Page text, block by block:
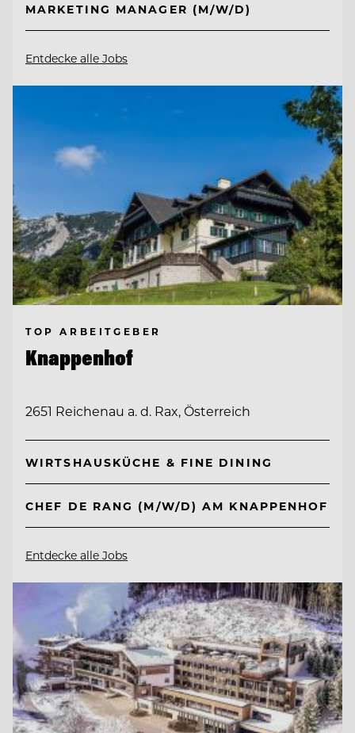
MARKETING MANAGER (M/W/D)
Entdecke alle Jobs
TOP ARBEITGEBER
Knappenhof
2651 Reichenau a. d. Rax, Österreich
WIRTSHAUSKÜCHE & FINE DINING
CHEF DE RANG (M/W/D) AM KNAPPENHOF
Entdecke alle Jobs